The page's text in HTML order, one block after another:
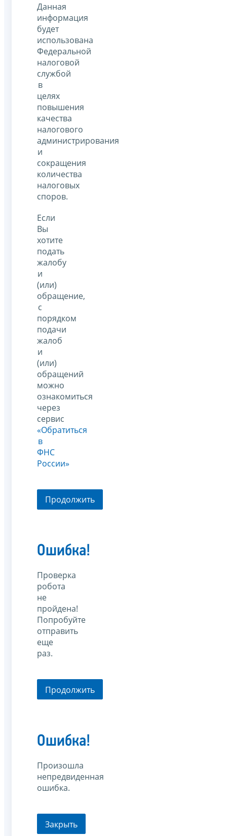
Данная
информация
будет
использована
Федеральной
налоговой
службой
в
целях
повышения
качества
налогового
администрирования
и
сокращения
количества
налоговых
споров.
Если
Вы
хотите
подать
жалобу
и
(или)
обращение,
с
порядком
подачи
жалоб
и
(или)
обращений
можно
ознакомиться
через
сервис
«Обратиться
в
ФНС
России»
Продолжить
Ошибка!
Проверка
робота
не
пройдена!
Попробуйте
отправить
еще
раз.
Продолжить
Ошибка!
Произошла
непредвиденная
ошибка.
Закрыть